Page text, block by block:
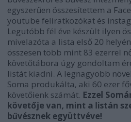
egyszerűen összesítettem a
youtube feliratkozókat és
Legutóbb fél éve készült ilyen
mivelazóta a lista első 20
összesen több mint 83 ezerrel
követőtábora úgy gondoltam
listát kiadni. A legnagyobb
Soma produkálta, aki 60 ezer
követőienk számát. Ezzel
követője van, mint a listán
bűvésznek együttvéve!